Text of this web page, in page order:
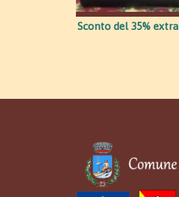
Sconto del 35% extra